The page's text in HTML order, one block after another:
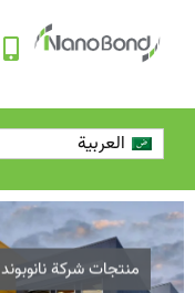
العربية
منتجات شركة نانوبوند